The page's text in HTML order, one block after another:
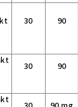
30 90
30 90